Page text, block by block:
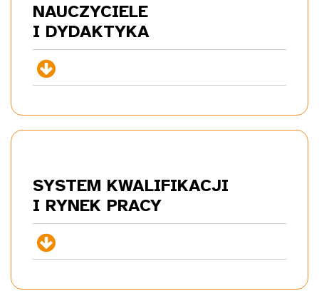
NAUCZYCIELE
I DYDAKTYKA
+
SYSTEM KWALIFIKACJI
I RYNEK PRACY
+